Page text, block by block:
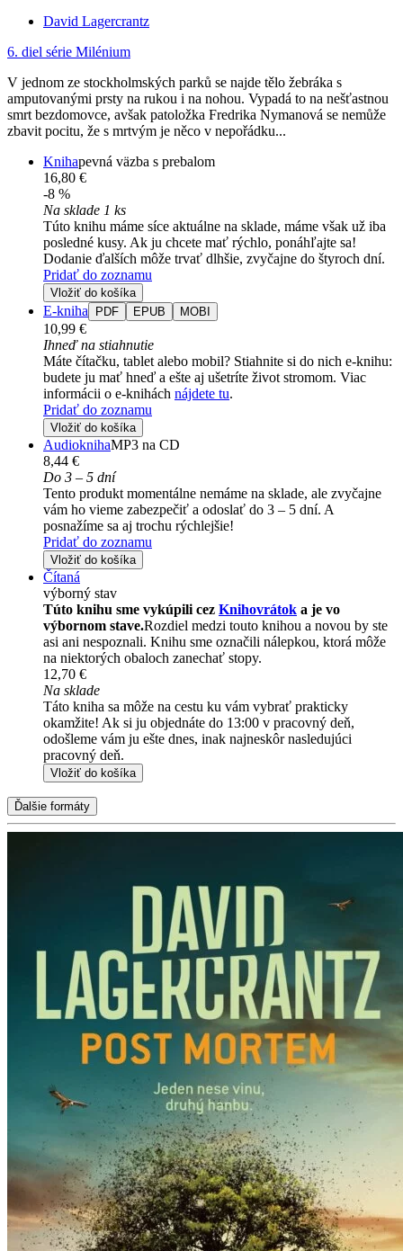
David Lagercrantz
6. diel série Milénium
V jednom ze stockholmských parků se najde tělo žebráka s
amputovanými prsty na rukou i na nohou. Vypadá to na nešťastnou
smrt bezdomovce, avšak patoložka Fredrika Nymanová se nemůže
zbavit pocitu, že s mrtvým je něco v nepořádku...
Knihapevná väzba s prebalom
16,80 €
-8 %
Na sklade 1 ks
Túto knihu máme síce aktuálne na sklade, máme však už iba
posledné kusy. Ak ju chcete mať rýchlo, ponáhľajte sa!
Dodanie ďalších môže trvať dlhšie, zvyčajne do štyroch dní.
Pridať do zoznamu
Vložiť do košíka
E-kniha PDF EPUB MOBI
10,99 €
Ihneď na stiahnutie
Máte čítačku, tablet alebo mobil? Stiahnite si do nich e-knihu:
budete ju mať hneď a ešte aj ušetríte život stromom. Viac
informácii o e-knihách nájdete tu.
Pridať do zoznamu
Vložiť do košíka
AudioknihaMP3 na CD
8,44 €
Do 3 – 5 dní
Tento produkt momentálne nemáme na sklade, ale zvyčajne
vám ho vieme zabezpečiť a odoslať do 3 – 5 dní. A
posnažíme sa aj trochu rýchlejšie!
Pridať do zoznamu
Vložiť do košíka
Čítaná
výborný stav
Túto knihu sme vykúpili cez Knihovrátok a je vo
výbornom stave.Rozdiel medzi touto knihou a novou by ste
asi ani nespoznali. Knihu sme označili nálepkou, ktorá môže
na niektorých obaloch zanechať stopy.
12,70 €
Na sklade
Táto kniha sa môže na cestu ku vám vybrať prakticky
okamžite! Ak si ju objednáte do 13:00 v pracovný deň,
odošleme vám ju ešte dnes, inak najneskôr nasledujúci
pracovný deň.
Vložiť do košíka
Ďalšie formáty